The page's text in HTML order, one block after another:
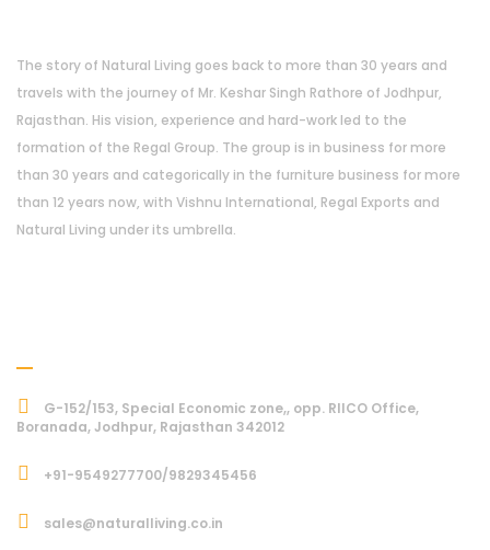
The story of Natural Living goes back to more than 30 years and
travels with the journey of Mr. Keshar Singh Rathore of Jodhpur,
Rajasthan. His vision, experience and hard-work led to the
formation of the Regal Group. The group is in business for more
than 30 years and categorically in the furniture business for more
than 12 years now, with Vishnu International, Regal Exports and
Natural Living under its umbrella.
G-152/153, Special Economic zone,, opp. RIICO Office,
Boranada, Jodhpur, Rajasthan 342012
+91-9549277700/9829345456
sales@naturalliving.co.in